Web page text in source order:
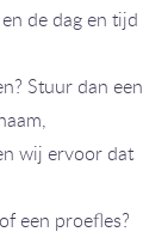
de dag en tijd
Stuur dan een
wij ervoor dat
een proefles?